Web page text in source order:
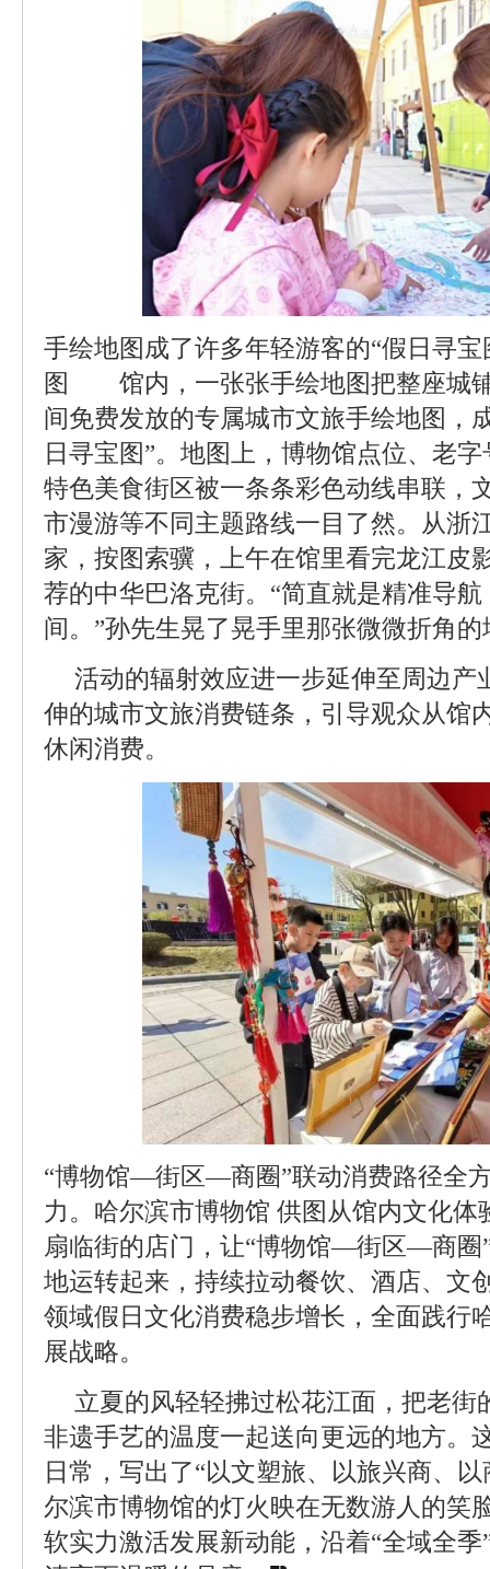
手绘地图成了许多年轻游客的“假日寻
图 馆内，一张张手绘地图把整座城
间免费发放的专属城市文旅手绘地图，
日寻宝图”。地图上，博物馆点位、老
特色美食街区被一条条彩色动线串联，
市漫游等不同主题路线一目了然。从浙
家，按图索骥，上午在馆里看完龙江皮
荐的中华巴洛克街。“简直就是精准导
间。”孙先生晃了晃手里那张微微折角的
活动的辐射效应进一步延伸至周边产
伸的城市文旅消费链条，引导观众从馆
休闲消费。
“博物馆—街区—商圈”联动消费路径全
力。哈尔滨市博物馆 供图从馆内文化
扇临街的店门，让“博物馆—街区—商圈
地运转起来，持续拉动餐饮、酒店、文
领域假日文化消费稳步增长，全面践行
展战略。
立夏的风轻轻拂过松花江面，把老街
非遗手艺的温度一起送向更远的地方。
日常，写出了“以文塑旅、以旅兴商、
尔滨市博物馆的灯火映在无数游人的笑
软实力激活发展新动能，沿着“全域全